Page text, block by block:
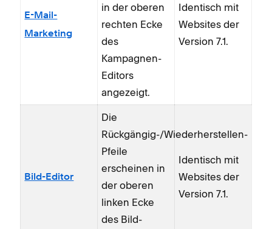
E-Mail-
Marketing
in der oberen
rechten Ecke
des
Kampagnen-
Editors
angezeigt.
Identisch mit
Websites der
Version 7.1.
Bild-Editor
Die
Rückgängig-/Wiederherstellen-
Pfeile
erscheinen in
der oberen
linken Ecke
des Bild-
Identisch mit
Websites der
Version 7.1.